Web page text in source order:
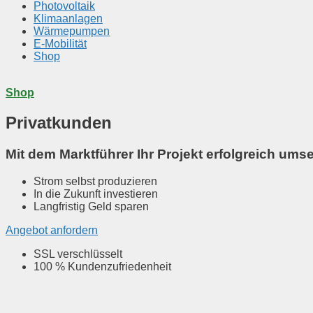
Photovoltaik
Klimaanlagen
Wärmepumpen
E-Mobilität
Shop
Shop
Privatkunden
Mit dem Marktführer Ihr Projekt erfolgreich
Strom selbst produzieren
In die Zukunft investieren
Langfristig Geld sparen
Angebot anfordern
SSL verschlüsselt
100 % Kundenzufriedenheit